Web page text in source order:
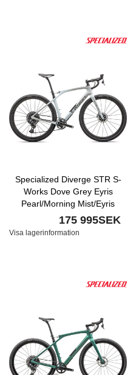
Specialized Diverge STR S-
Works Dove Grey Eyris
Pearl/Morning Mist/Eyris
Pearl/Smoke Nyhet
175 995SEK
Visa lagerinformation